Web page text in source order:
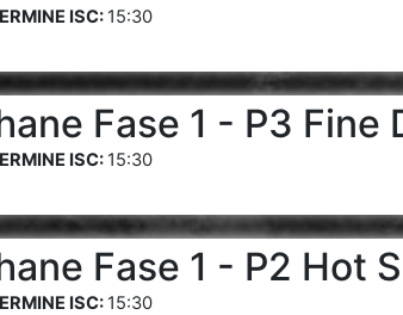
15:30
Fase 1 - P3 Fine
15:30
Fase 1 - P2 Hot
15:30